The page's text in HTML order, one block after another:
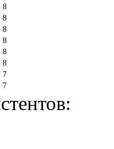
8
8
8
8
8
8
7
7